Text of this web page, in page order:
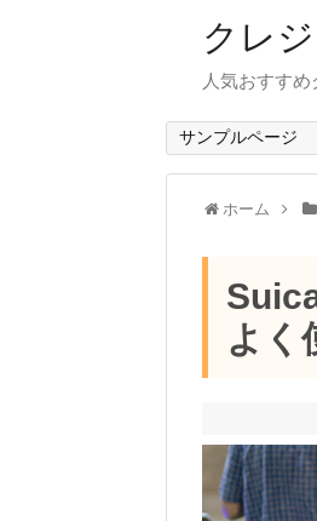
クレ
人気おすす
サンプルページ
ホーム
よく